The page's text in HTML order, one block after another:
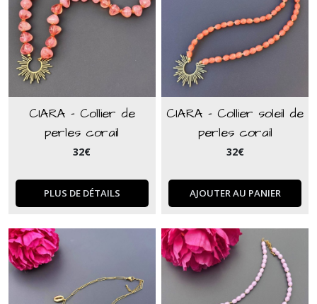
CIARA - Collier de
perles corail
32€
PLUS DE DÉTAILS
CIARA - Collier soleil de
perles corail
32€
AJOUTER AU PANIER